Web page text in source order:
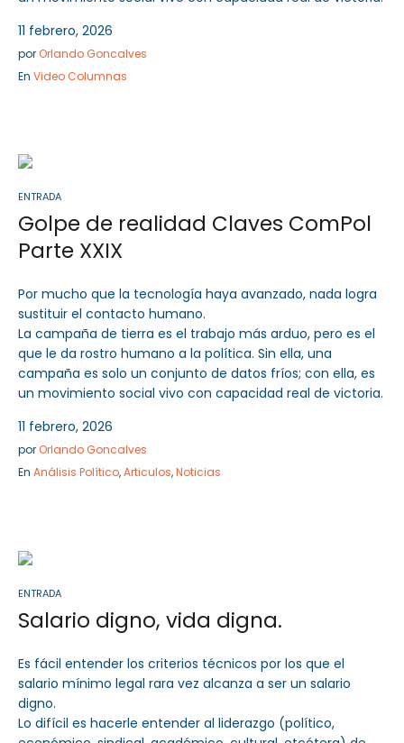
11 febrero, 2026
por Orlando Goncalves
En Video Columnas
ENTRADA
Golpe de realidad Claves ComPol
Parte XXIX
Por mucho que la tecnología haya avanzado, nada logra
sustituir el contacto humano.
La campaña de tierra es el trabajo más arduo, pero es el
que le da rostro humano a la política. Sin ella, una
campaña es solo un conjunto de datos fríos; con ella, es
un movimiento social vivo con capacidad real de victoria.
11 febrero, 2026
por Orlando Goncalves
En Análisis Político,Articulos,Noticias
ENTRADA
Salario digno, vida digna.
Es fácil entender los criterios técnicos por los que el
salario mínimo legal rara vez alcanza a ser un salario
digno.
Lo difícil es hacerle entender al liderazgo (político,